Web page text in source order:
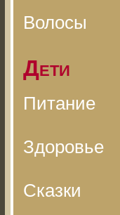
Волосы
Дети
Питание
Здоровье
Сказки